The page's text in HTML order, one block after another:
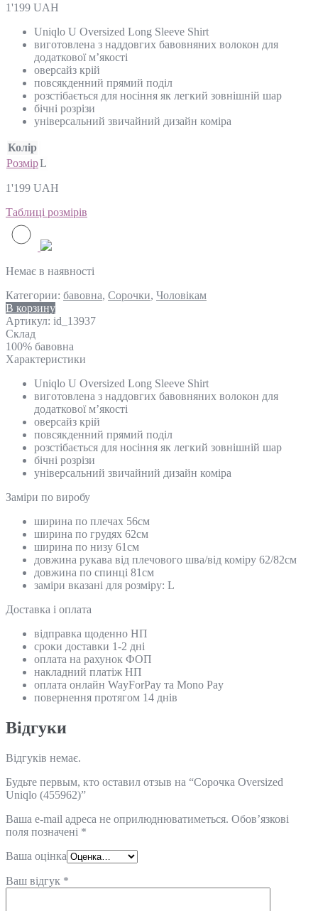
1'199 UAH
Uniqlo U Oversized Long Sleeve Shirt
виготовлена з наддовгих бавовняних волокон для
додаткової м’якості
оверсайз крій
повсякденний прямий поділ
розстібається для носіння як легкий зовнішній шар
бічні розрізи
універсальний звичайний дизайн коміра
Колір
РозмірL
1'199 UAH
Таблиці розмірів
Немає в наявності
Категории: бавовна, Сорочки, Чоловікам
В корзину
Артикул: id_13937
Склад
100% бавовна
Характеристики
Uniqlo U Oversized Long Sleeve Shirt
виготовлена з наддовгих бавовняних волокон для
додаткової м’якості
оверсайз крій
повсякденний прямий поділ
розстібається для носіння як легкий зовнішній шар
бічні розрізи
універсальний звичайний дизайн коміра
Замiри по виробу
ширина по плечах 56см
ширина по грудях 62см
ширина по низу 61см
довжина рукава від плечового шва/від коміру 62/82см
довжина по спинці 81см
заміри вказані для розміру: L
Доставка і оплата
відправка щоденно НП
сроки доставки 1-2 дні
оплата на рахунок ФОП
накладний платіж НП
оплата онлайн WayForPay та Mono Pay
повернення протягом 14 днів
Відгуки
Відгуків немає.
Будьте первым, кто оставил отзыв на “Сорочка Oversized
Uniqlo (455962)”
Ваша e-mail адреса не оприлюднюватиметься. Обов’язкові
поля позначені *
Ваша оцінка
Ваш відгук *